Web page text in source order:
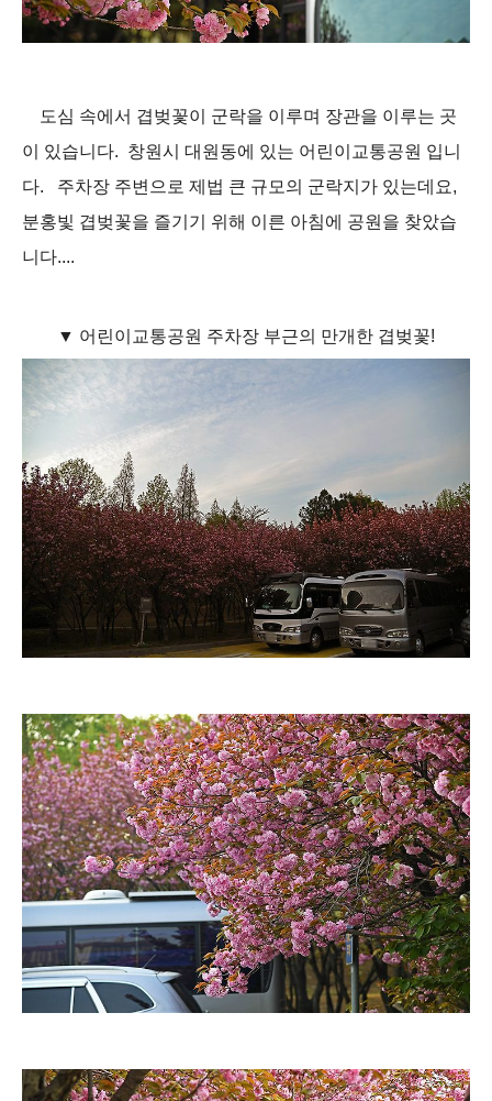
도심 속에서 겹벚꽃이 군락을 이루며 장관을 이루는 곳
이 있습니다. 창원시 대원동에 있는 어린이교통공원 입니
다. 주차장 주변으로 제법 큰 규모의 군락지가 있는데요,
분홍빛 겹벚꽃을 즐기기 위해 이른 아침에 공원을 찾았습
니다....
▼ 어린이교통공원 주차장 부근의 만개한 겹벚꽃!